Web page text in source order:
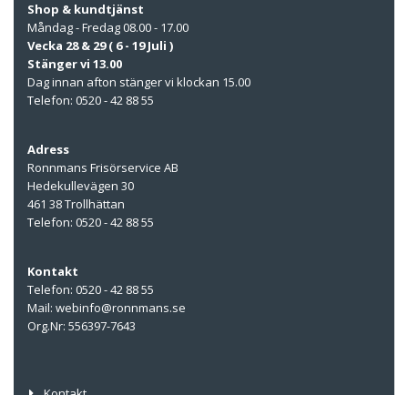
Shop & kundtjänst
Måndag - Fredag 08.00 - 17.00
Vecka 28 & 29 ( 6 - 19 Juli )
Stänger vi 13.00
Dag innan afton stänger vi klockan 15.00
Telefon: 0520 - 42 88 55
Adress
Ronnmans Frisörservice AB
Hedekullevägen 30
461 38 Trollhättan
Telefon: 0520 - 42 88 55
Kontakt
Telefon: 0520 - 42 88 55
Mail: webinfo@ronnmans.se
Org.Nr: 556397-7643